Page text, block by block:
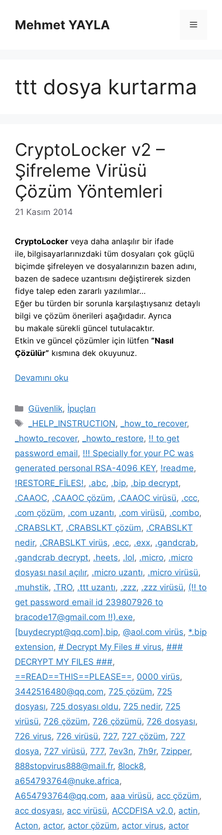
Mehmet YAYLA Menü
ttt dosya kurtarma
CryptoLocker v2 –
Şifreleme Virüsü
Çözüm Yöntemleri
21 Kasım 2014
CryptoLocker veya daha anlaşılır bir ifade
ile, bilgisayarlarınızdaki tüm dosyaları çok güçlü
biçimde şifreleyen ve dosyalarınızın bazen adını,
bazen de sadece uzantısını değiştirerek sizden
fidye talep eden zararlı yazılımlar…
Eğer bu türden bir sorunla karşılaştıysanız detaylı
bilgi ve çözüm önerileri aşağıdadır. Ayrıca
bu makale sürekli güncel tutulacaktır.
Etkin ve güncel çözümler için lütfen “Nasıl
Çözülür” kısmına dek okuyunuz.
Devamını oku
Kategoriler
Güvenlik, İpuçları
Etiketler
_HELP_INSTRUCTION, _how_to_recover,
_howto_recover, _howto_restore, !! to get
password email, !!! Specially for your PC was
generated personal RSA-4096 KEY, !readme,
!RESTORE_FİLES!, .abc, .bip, .bip decrypt,
.CAAOC, .CAAOC çözüm, .CAAOC virüsü, .ccc,
.com çözüm, .com uzantı, .com virüsü, .combo,
.CRABSLKT, .CRABSLKT çözüm, .CRABSLKT
nedir, .CRABSLKT virüs, .ecc, .exx, .gandcrab,
.gandcrab decrypt, .heets, .lol, .micro, .micro
dosyası nasıl açılır, .micro uzantı, .micro virüsü,
.muhstik, .TRO, .ttt uzantı, .zzz, .zzz virüsü, (!! to
get password email id 239807926 to
bracode17@gmail.com !!).exe,
[buydecrypt@qq.com].bip, @aol.com virüs, *.bip
extension, # Decrypt My Files # virus, ###
DECRYPT MY FILES ###,
==READ==THIS==PLEASE==, 0000 virüs,
3442516480@qq.com, 725 çözüm, 725
dosyası, 725 dosyası oldu, 725 nedir, 725
virüsü, 726 çözüm, 726 çözümü, 726 dosyası,
726 virus, 726 virüsü, 727, 727 çözüm, 727
dosya, 727 virüsü, 777, 7ev3n, 7h9r, 7zipper,
888stopvirus888@mail.fr, 8lock8,
a654793764@nuke.africa,
A654793764@qq.com, aaa virüsü, acc çözüm,
acc dosyası, acc virüsü, ACCDFISA v2.0, actin,
Acton, actor, actor çözüm, actor virus, actor